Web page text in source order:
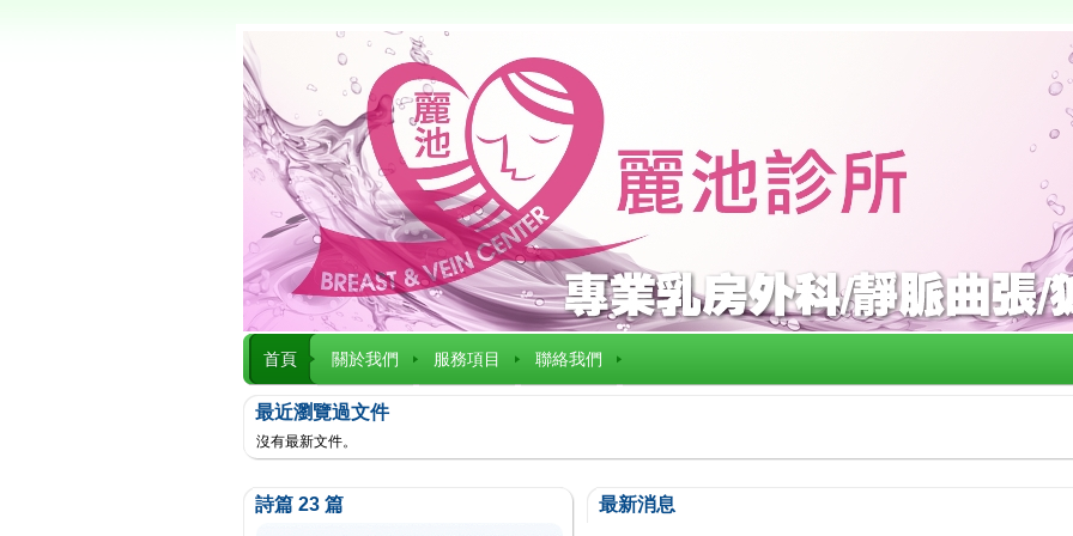
首頁 關於我們 服務項目 聯絡我們
最近瀏覽過文件
沒有最新文件。
詩篇 23 篇 最新消息